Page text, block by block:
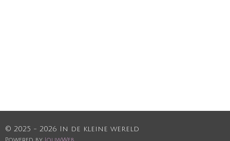
© 2025 - 2026 In de kleine wereld